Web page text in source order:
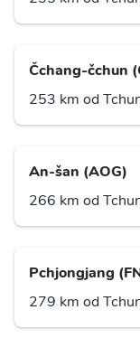
Čchang-čchun
253 km od
An-šan (AOG)
266 km od
Pchjongjang
279 km od